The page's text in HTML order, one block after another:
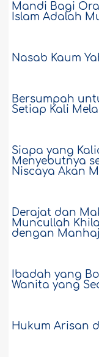
Mandi Bagi
Islam Adalah
Nasab Kaum
Bersumpah
Setiap Kali
Siapa yang
Menyebutnya
Niscaya Akan
Derajat dan
Muncullah
dengan
Ibadah yang
Wanita yang
Hukum Arisan